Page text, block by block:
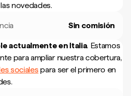
novedades.
Sin comisión
actualmente en Italia. Estamos
para ampliar nuestra cobertura,
sociales para ser el primero en